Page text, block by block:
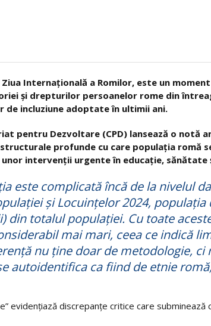
Internațională a Romilor, este un
și drepturilor persoanelor rome din
incluziune adoptate în ultimii ani.
pentru Dezvoltare (CPD) lansează o notă
profunde cu care populația romă
intervenții urgente în educație, sănătate
este complicată încă de la nivelul
și Locuințelor 2024,
din totalul populației. Cu toate
mai mari, ceea ce indică
nu ține doar de metodologie, ci
autoidentifica ca fiind de etnie
evidențiază discrepanțe critice care